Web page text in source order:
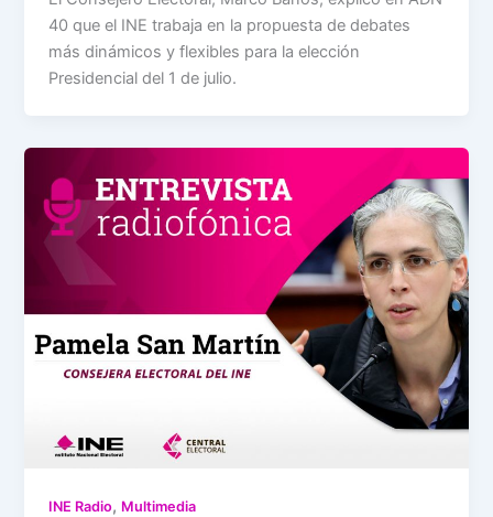
40 que el INE trabaja en la propuesta de debates
más dinámicos y flexibles para la elección
Presidencial del 1 de julio.
INE Radio, Multimedia